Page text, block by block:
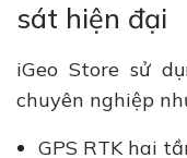
sát hiện đại
iGeo Store sử
chuyên nghiệp
GPS RTK hai